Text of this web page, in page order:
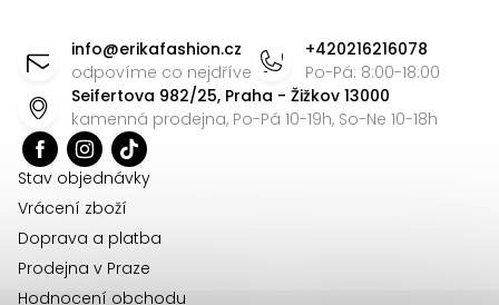
info@erikafashion.cz
odpovíme co nejdříve
+420216216078
Po-Pá: 8:00-18:00
Seifertova 982/25, Praha - Žižkov 13000
kamenná prodejna, Po-Pá 10-19h, So-Ne 10-18h
Stav objednávky
Vrácení zboží
Doprava a platba
Prodejna v Praze
Hodnocení obchodu